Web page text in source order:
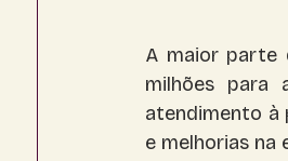
A maior parte
milhões para
atendimento à
e melhorias na